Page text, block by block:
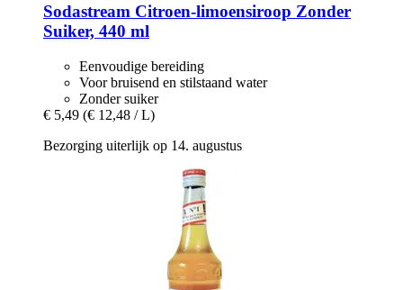
Sodastream Citroen-​limoensiroop Zonder
Suiker, 440 ml
Eenvoudige bereiding
Voor bruisend en stilstaand water
Zonder suiker
€ 5,49 (€ 12,48 / L)
Bezorging uiterlijk op 14. augustus